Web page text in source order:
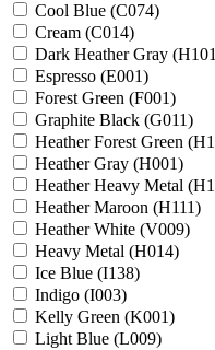
Cool Blue (C074)
Cream (C014)
Dark Heather Gray
Espresso (E001)
Forest Green (F001)
Graphite Black (G011)
Heather Forest Green
Heather Gray (H001)
Heather Heavy Metal
Heather Maroon (H111)
Heather White (V009)
Heavy Metal (H014)
Ice Blue (I138)
Indigo (I003)
Kelly Green (K001)
Light Blue (L009)